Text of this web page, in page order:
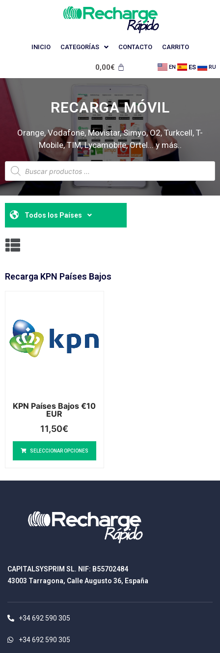
INICIO CATEGORÍAS CONTACTO CARRITO
0,00€ EN ES RU
RECARGA MÓVIL
Orange, Vodafone, Movistar, Simyo, O2, Turkcell, T-
Mobile, TIM, Lycamobile, Ortel... y más..
Todos los Países
Recarga KPN Países Bajos
KPN Países Bajos €10
EUR
11,50€
SELECCIONAR OPCIONES
CAPITALSYSPRIM SL. NIF: B55702484
43003 Tarragona, Calle Augusto 36, España
+34 692 590 305
+34 692 590 305